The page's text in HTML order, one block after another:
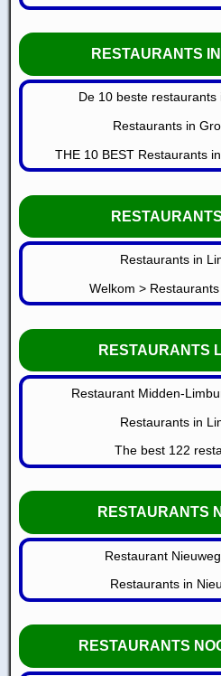
RESTAURANTS
De 10 beste restaurants
Restaurants in
THE 10 BEST Restaurants
Restaurants in
Welkom >
RESTAURANTS
Restaurant Midden-
Restaurants in
The best 122
RESTAURANTS
Restaurant
Restaurants in
RESTAURANTS